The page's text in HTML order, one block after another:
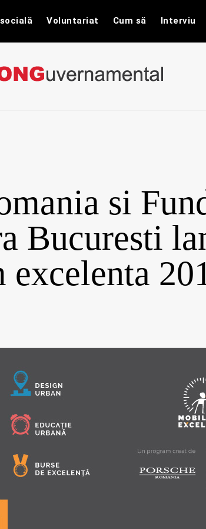
Voluntariat Cum să Interviu
si
Bucuresti